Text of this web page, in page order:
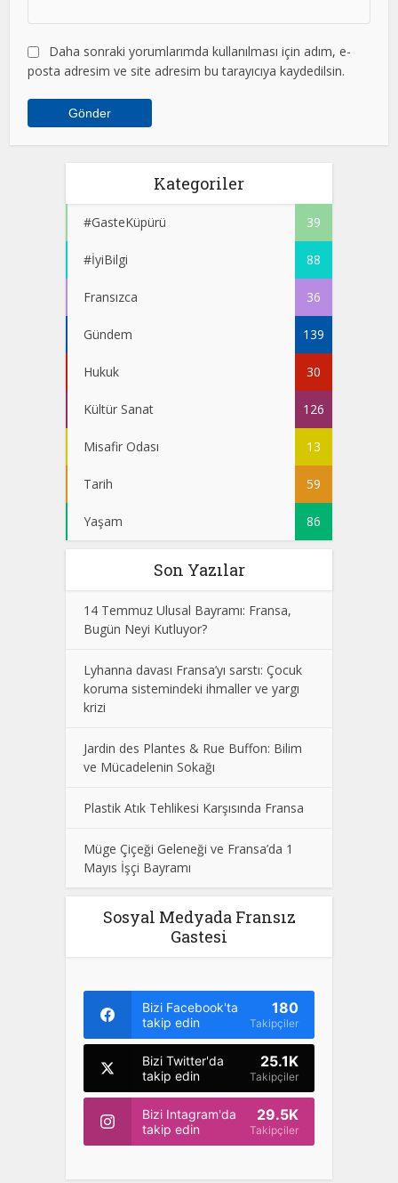
Daha sonraki yorumlarımda kullanılması için adım, e-
posta adresim ve site adresim bu tarayıcıya kaydedilsin.
Kategoriler
#GasteKüpürü 39
#İyiBilgi 88
Fransızca 36
Gündem 139
Hukuk 30
Kültür Sanat 126
Misafir Odası 13
Tarih 59
Yaşam 86
Son Yazılar
14 Temmuz Ulusal Bayramı: Fransa,
Bugün Neyi Kutluyor?
Lyhanna davası Fransa’yı sarstı: Çocuk
koruma sistemindeki ihmaller ve yargı
krizi
Jardin des Plantes & Rue Buffon: Bilim
ve Mücadelenin Sokağı
Plastik Atık Tehlikesi Karşısında Fransa
Müge Çiçeği Geleneği ve Fransa’da 1
Mayıs İşçi Bayramı
Sosyal Medyada Fransız
Gastesi
Bizi Facebook'ta
takip edin
180
Takipçiler
Bizi Twitter'da
takip edin
25.1K
Takipçiler
Bizi Intagram'da
takip edin
29.5K
Takipçiler